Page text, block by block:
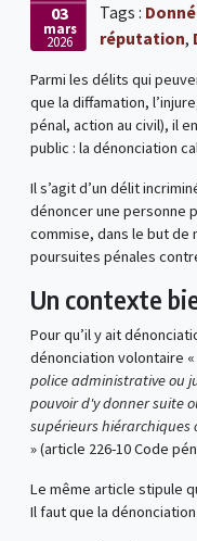
03
mars
2026
Tags :
réputation,
Parmi les délits qui
que la diffamation,
pénal, action au civil), il
public : la dénonciation
Il s’agit d’un délit
dénoncer une personne
commise, dans le but de
poursuites pénales
Un contexte
Pour qu’il y ait
dénonciation volontaire «
police administrative ou
pouvoir d'y donner suite
supérieurs hiérarchiques
» (article 226-10 Code
Le même article stipule
Il faut que la